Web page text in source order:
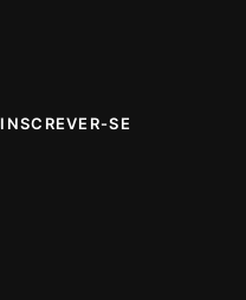
INSCREVER-SE